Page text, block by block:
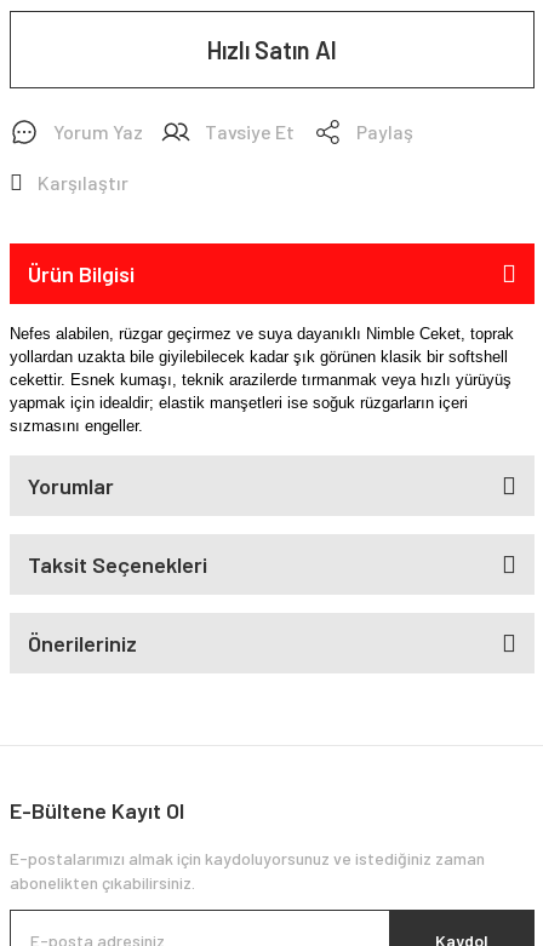
Hızlı Satın Al
Yorum Yaz Tavsiye Et Paylaş
Karşılaştır
Ürün Bilgisi
Nefes alabilen, rüzgar geçirmez ve suya dayanıklı Nimble Ceket, toprak
yollardan uzakta bile giyilebilecek kadar şık görünen klasik bir softshell
cekettir. Esnek kumaşı, teknik arazilerde tırmanmak veya hızlı yürüyüş
yapmak için idealdir; elastik manşetleri ise soğuk rüzgarların içeri
sızmasını engeller.
Yorumlar
Taksit Seçenekleri
Önerileriniz
E-Bültene Kayıt Ol
E-postalarımızı almak için kaydoluyorsunuz ve istediğiniz zaman
abonelikten çıkabilirsiniz.
Kaydol